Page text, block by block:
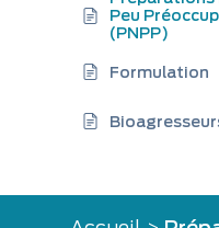
Peu
(PNPP)
Formulation